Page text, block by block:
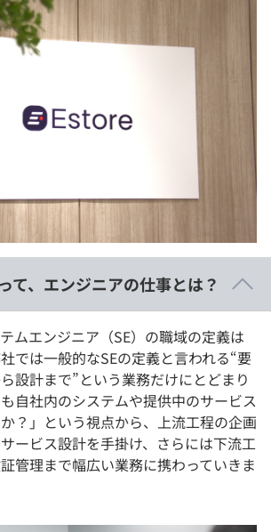
て、エンジニアの仕事とは？
ムエンジニア（SE）の職域の定義は
では一般的なSEの定義と言われる“要
設計まで”という業務だけにとどまり
自社内のシステムや提供中のサービス
？」という視点から、上流工程の企画
ービス設計を手掛け、さらには下流工
管理まで幅広い業務に携わっていきま